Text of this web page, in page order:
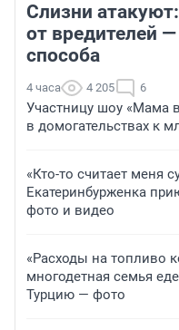
Слизни
от вредителей
способа
4 часа 4 205 6
Участницу шоу «Мама
в домогательствах к
«Кто-то считает меня
Екатеринбурженка
фото и видео
«Расходы на топливо
многодетная семья
Турцию — фото